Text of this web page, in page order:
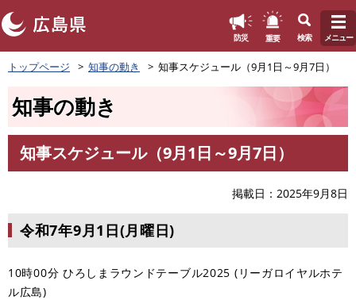
ペ
ー
頭
す
防災 重要 検索 メニュー
トップページ 知事の動き 知事スケジュール（9月1日～9月7日）
知事の動き
文
知事スケジュール（9月1日～9月7日）
掲載日 2025年9月8日
令和7年9月1日(月曜日)
10時00分 ひろしまラウンドテーブル2025 (リーガロイヤルホテ
ル広島)